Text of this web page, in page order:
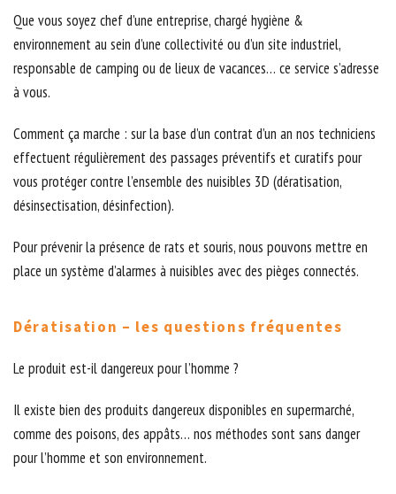
Que vous soyez chef d’une entreprise, chargé hygiène &
environnement au sein d’une collectivité ou d’un site industriel,
responsable de camping ou de lieux de vacances… ce service s’adresse
à vous.
Comment ça marche : sur la base d’un contrat d’un an nos techniciens
effectuent régulièrement des passages préventifs et curatifs pour
vous protéger contre l’ensemble des nuisibles 3D (dératisation,
désinsectisation, désinfection).
Pour prévenir la présence de rats et souris, nous pouvons mettre en
place un système d’alarmes à nuisibles avec des pièges connectés.
Dératisation – les questions fréquentes
Le produit est-il dangereux pour l’homme ?
Il existe bien des produits dangereux disponibles en supermarché,
comme des poisons, des appâts… nos méthodes sont sans danger
pour l’homme et son environnement.